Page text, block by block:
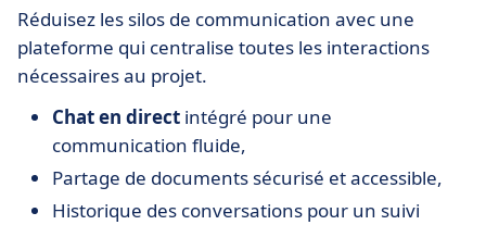
Réduisez les silos de communication avec une
plateforme qui centralise toutes les interactions
nécessaires au projet.
Chat en direct intégré pour une
communication fluide,
Partage de documents sécurisé et accessible,
Historique des conversations pour un suivi